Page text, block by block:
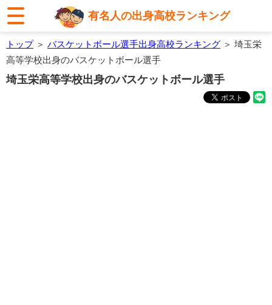
有名人の出身高校ランキング
トップ＞ バスケットボール選手出身高校ランキング ＞ 埼玉栄
高等学校出身のバスケットボール選手
埼玉栄高等学校出身のバスケットボール選手